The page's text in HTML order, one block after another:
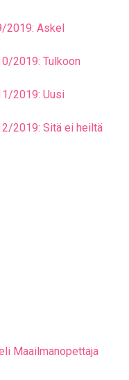
2019: Askel
2019: Tulkoon
2019: Uusi
2019: Sitä ei heiltä
Maailmanopettaja